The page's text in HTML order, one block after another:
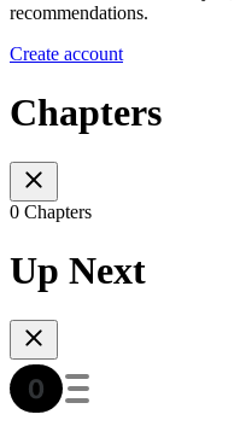
recommendations.
Create account
Chapters
0 Chapters
Up Next